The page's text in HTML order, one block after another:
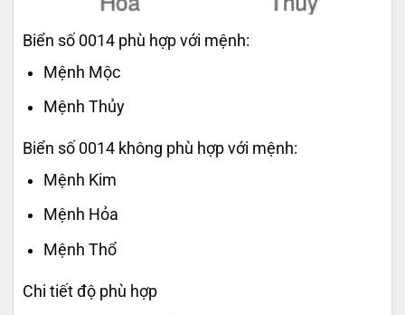
Biển số 0014 phù hợp với mệnh:
Mệnh Mộc
Mệnh Thủy
Biển số 0014 không phù hợp với mệnh:
Mệnh Kim
Mệnh Hỏa
Mệnh Thổ
Chi tiết độ phù hợp